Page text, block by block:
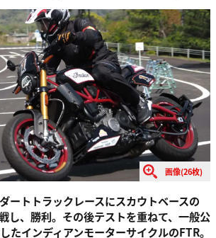
画像(26枚)
ートトラックレースにスカウトベースの
し、勝利。その後テストを重ねて、一般公
たインディアンモーターサイクルのFTR。